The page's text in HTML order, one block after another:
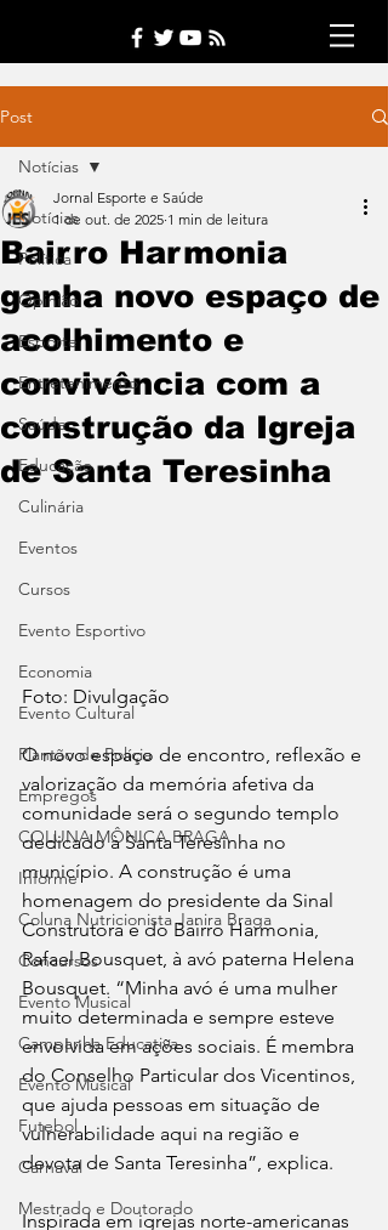
Post
Notícias
Política
Opinião
Esporte
Entretenimento
Saúde
Educação
Culinária
Eventos
Cursos
Evento Esportivo
Economia
Evento Cultural
Plantão de Polícia
Empregos
COLUNA MÔNICA BRAGA
Informe
Coluna Nutricionista Janira Braga
Concursos
Evento Musical
Campanha Educativa
Evento Musical
Futebol
Carnaval
Mestrado e Doutorado
Notícias
Bairro Harmonia
ganha novo espaço de
acolhimento e
convivência com a
construção da Igreja
de Santa Teresinha
Jornal Esporte e Saúde
1 de out. de 2025 1 min de leitura
Foto: Divulgação
O novo espaço de encontro, reflexão e
valorização da memória afetiva da
comunidade será o segundo templo
dedicado à Santa Teresinha no
município. A construção é uma
homenagem do presidente da Sinal
Construtora e do Bairro Harmonia,
Rafael Bousquet, à avó paterna Helena
Bousquet. “Minha avó é uma mulher
muito determinada e sempre esteve
envolvida em ações sociais. É membra
do Conselho Particular dos Vicentinos,
que ajuda pessoas em situação de
vulnerabilidade aqui na região e
devota de Santa Teresinha”, explica.
Inspirada em igrejas norte-americanas